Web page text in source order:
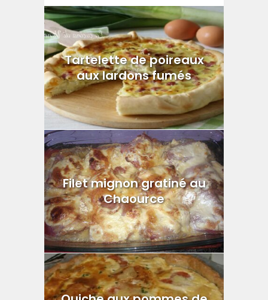
Tartelette de poireaux
aux lardons fumés
Filet mignon gratiné au
Chaource